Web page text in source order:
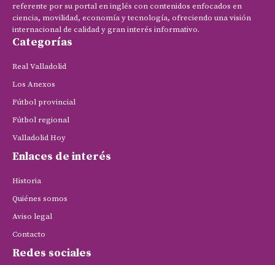
referente por su portal en inglés con contenidos enfocados en
ciencia, movilidad, economía y tecnología, ofreciendo una visión
internacional de calidad y gran interés informativo.
Categorías
Real Valladolid
Los Anexos
Fútbol provincial
Fútbol regional
Valladolid Hoy
Enlaces de interés
Historia
Quiénes somos
Aviso legal
Contacto
Redes sociales